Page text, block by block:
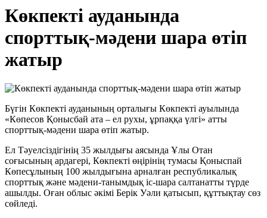
Көкпекті ауданында
спорттық-мәдени шара өтіп
жатыр
Бүгін Көкпекті ауданының орталығы Көкпекті ауылында
«Көпесов Қонысбай ата – ел рухы, ұрпаққа үлгі» атты
спорттық-мәдени шара өтіп жатыр.
Ел Тәуелсіздігінің 35 жылдығы аясында Ұлы Отан
соғысының ардагері, Көкпекті өңірінің тумасы Қоныспай
Көпесұлының 100 жылдығына арналған республикалық
спорттық және мәдени-танымдық іс-шара салтанатты түрде
ашылды. Оған облыс әкімі Берік Уәли қатысып, құттықтау сөз
сөйледі.